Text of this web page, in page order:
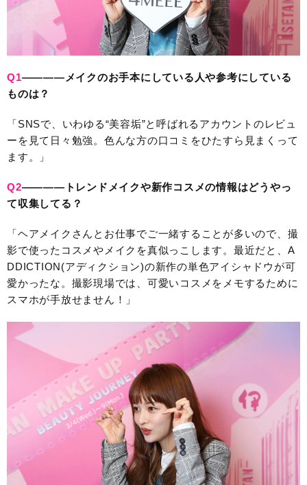
Q1————メイクのお手本にしている人や参考にしている
ものは？
「SNSで、いわゆる“美容垢”と呼ばれるアカウントのレビュ
ーを見て日々勉強。色んな方の口コミをひたすら見まくって
ます。」
Q2————トレンドメイクや新作コスメの情報はどうやっ
て収集してる？
「ヘアメイクさんとお仕事でご一緒することが多いので、撮
影で使ったコスメやメイクを真似っこします。最近だと、A
DDICTION(アディクション)の新作の単色アイシャドウが可
愛かったな。撮影現場では、可愛いコスメをメモするために
スマホが手放せません！」